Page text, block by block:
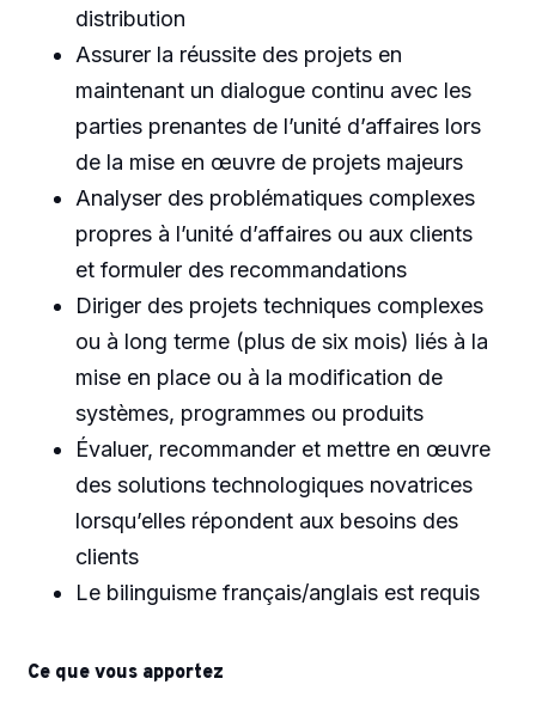
distribution
Assurer la réussite des projets en
maintenant un dialogue continu avec les
parties prenantes de l’unité d’affaires lors
de la mise en œuvre de projets majeurs
Analyser des problématiques complexes
propres à l’unité d’affaires ou aux clients
et formuler des recommandations
Diriger des projets techniques complexes
ou à long terme (plus de six mois) liés à la
mise en place ou à la modification de
systèmes, programmes ou produits
Évaluer, recommander et mettre en œuvre
des solutions technologiques novatrices
lorsqu’elles répondent aux besoins des
clients
Le bilinguisme français/anglais est requis
Ce que vous apportez